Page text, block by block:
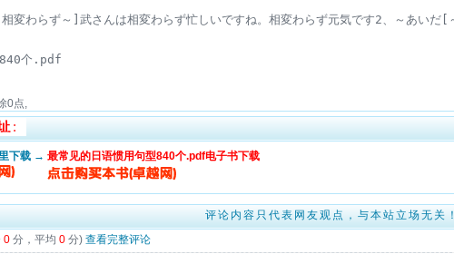
840个.pdf
0点,
下载 → 最常见的日语惯用句型840个.pdf电子书下载
评论内容只代表网友观点，与本站立场无关！
0 分，平均 0 分) 查看完整评论